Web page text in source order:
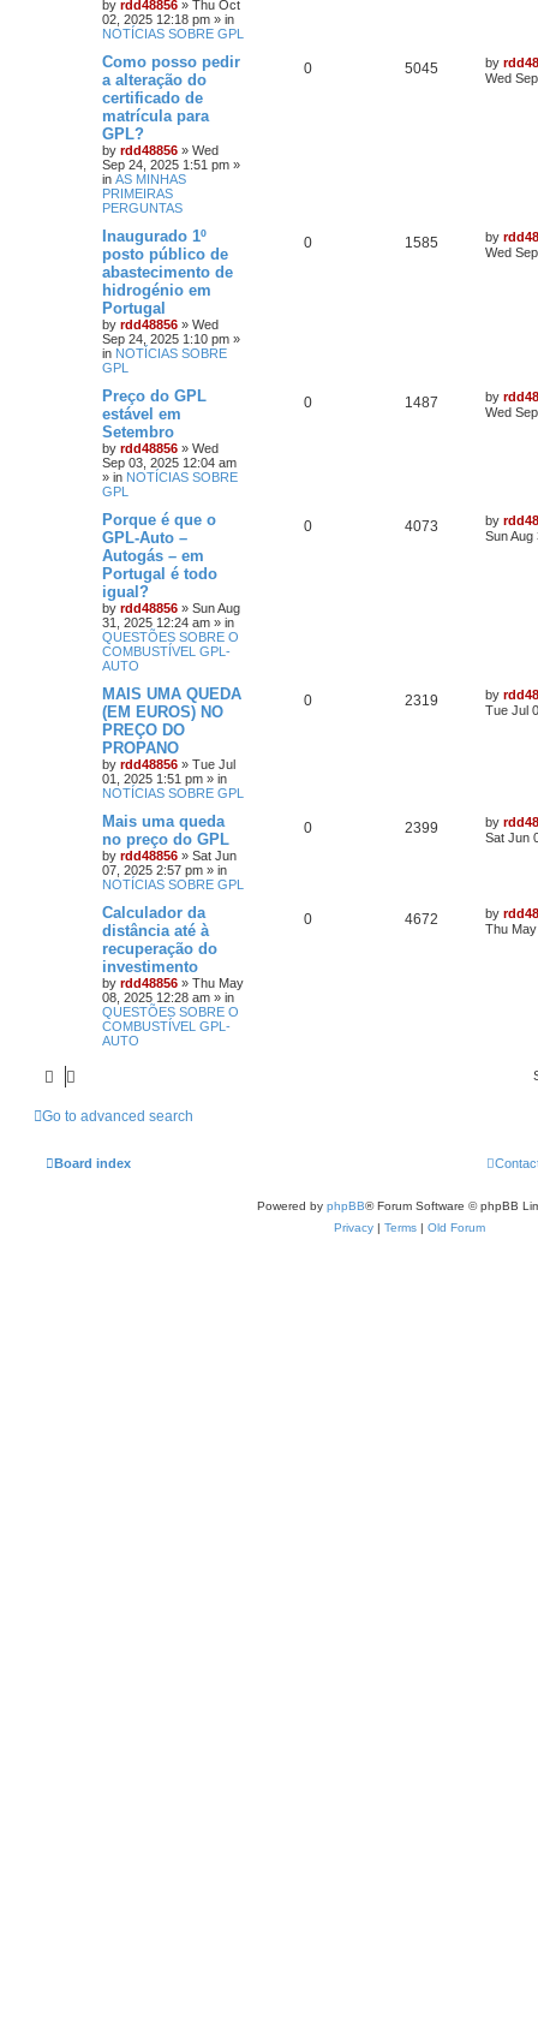
by rdd48856 » Thu Oct
02, 2025 12:18 pm » in
NOTÍCIAS SOBRE GPL
Como posso pedir
a alteração do
certificado de
matrícula para
GPL?
by rdd48856 » Wed
Sep 24, 2025 1:51 pm »
in AS MINHAS
PRIMEIRAS
PERGUNTAS
0 5045 by
Wed
Inaugurado 1º
posto público de
abastecimento de
hidrogénio em
Portugal
by rdd48856 » Wed
Sep 24, 2025 1:10 pm »
in NOTÍCIAS SOBRE
GPL
0 1585 by
Wed
Preço do GPL
estável em
Setembro
by rdd48856 » Wed
Sep 03, 2025 12:04 am
» in NOTÍCIAS SOBRE
GPL
0 1487 by
Wed
Porque é que o
GPL-Auto –
Autogás – em
Portugal é todo
igual?
by rdd48856 » Sun Aug
31, 2025 12:24 am » in
QUESTÕES SOBRE O
COMBUSTÍVEL GPL-
AUTO
0 4073 by
Sun Aug
MAIS UMA QUEDA
(EM EUROS) NO
PREÇO DO
PROPANO
by rdd48856 » Tue Jul
01, 2025 1:51 pm » in
NOTÍCIAS SOBRE GPL
0 2319 by
Tue Jul
Mais uma queda
no preço do GPL
by rdd48856 » Sat Jun
07, 2025 2:57 pm » in
NOTÍCIAS SOBRE GPL
0 2399 by
Sat Jun
Calculador da
distância até à
recuperação do
investimento
by rdd48856 » Thu May
08, 2025 12:28 am » in
QUESTÕES SOBRE O
COMBUSTÍVEL GPL-
AUTO
0 4672 by
Thu
Go to advanced search
Board index
Powered by phpBB® Forum Software © phpBB
Privacy| Terms| Old Forum